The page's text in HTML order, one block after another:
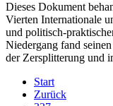
Dieses Dokument
Vierten Internationale
und politisch-
Niedergang fand
der Zersplitterung und
Start
Zurück